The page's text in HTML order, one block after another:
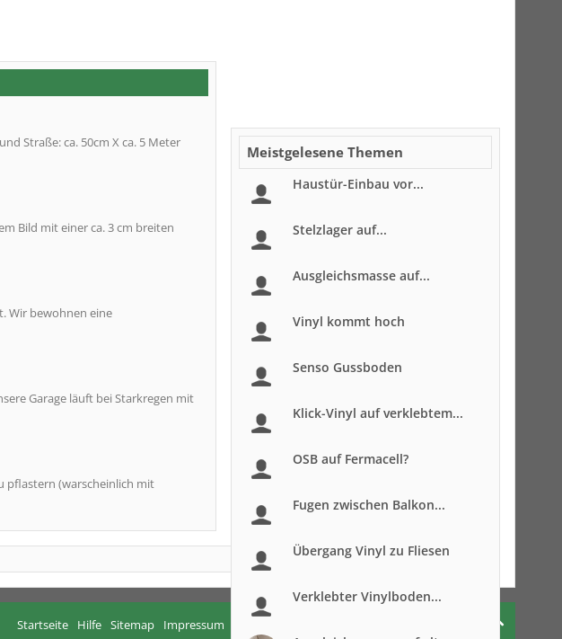
Straße: ca. 50cm X ca. 5 Meter
Bild mit einer ca. 3 cm breiten
Wir bewohnen eine
Garage läuft bei Starkregen mit
pflastern (warscheinlich mit
Meistgelesene Themen
Haustür-Einbau vor...
Stelzlager auf...
Ausgleichsmasse auf...
Vinyl kommt hoch
Senso Gussboden
Klick-Vinyl auf verklebtem...
OSB auf Fermacell?
Fugen zwischen Balkon...
Übergang Vinyl zu Fliesen
Verklebter Vinylboden...
Startseite Hilfe Sitemap Impressum